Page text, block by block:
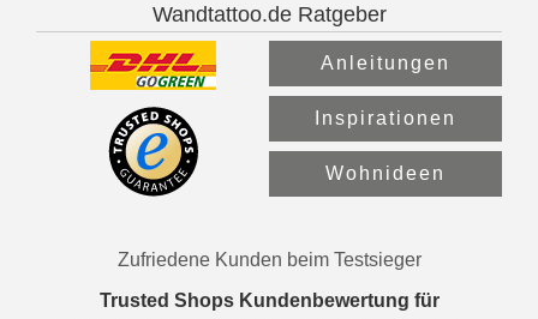
Wandtattoo.de Ratgeber
Anleitungen
Inspirationen
Wohnideen
Zufriedene Kunden beim Testsieger
Trusted Shops Kundenbewertung für